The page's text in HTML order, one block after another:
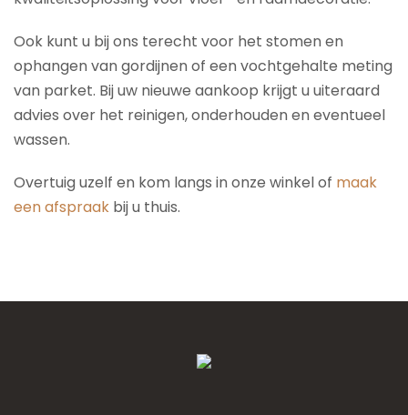
Ook kunt u bij ons terecht voor het stomen en
ophangen van gordijnen of een vochtgehalte meting
van parket. Bij uw nieuwe aankoop krijgt u uiteraard
advies over het reinigen, onderhouden en eventueel
wassen.
Overtuig uzelf en kom langs in onze winkel of maak
een afspraak bij u thuis.